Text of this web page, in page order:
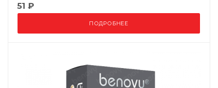
51 ₽
ПОДРОБНЕЕ